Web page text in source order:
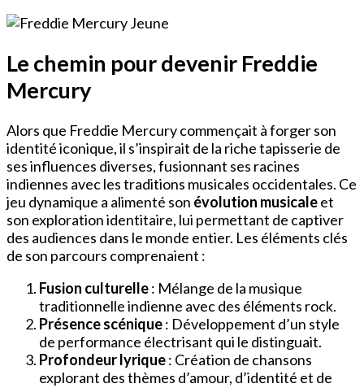
Le chemin pour devenir Freddie
Mercury
Alors que Freddie Mercury commençait à forger son
identité iconique, il s’inspirait de la riche tapisserie de
ses influences diverses, fusionnant ses racines
indiennes avec les traditions musicales occidentales. Ce
jeu dynamique a alimenté son évolution musicaleet
son exploration identitaire, lui permettant de captiver
des audiences dans le monde entier. Les éléments clés
de son parcours comprenaient :
Fusion culturelle: Mélange de la musique
traditionnelle indienne avec des éléments rock.
Présence scénique: Développement d’un style
de performance électrisant qui le distinguait.
Profondeur lyrique: Création de chansons
explorant des thèmes d’amour, d’identité et de